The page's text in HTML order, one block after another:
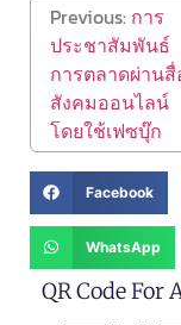
Previous: การ
ประชาสัมพันธ์
การตลาดผ่านสื่
สังคมออนไลน์
โดยใช้เฟซบุ๊ก
Facebook
WhatsApp
QR Code For